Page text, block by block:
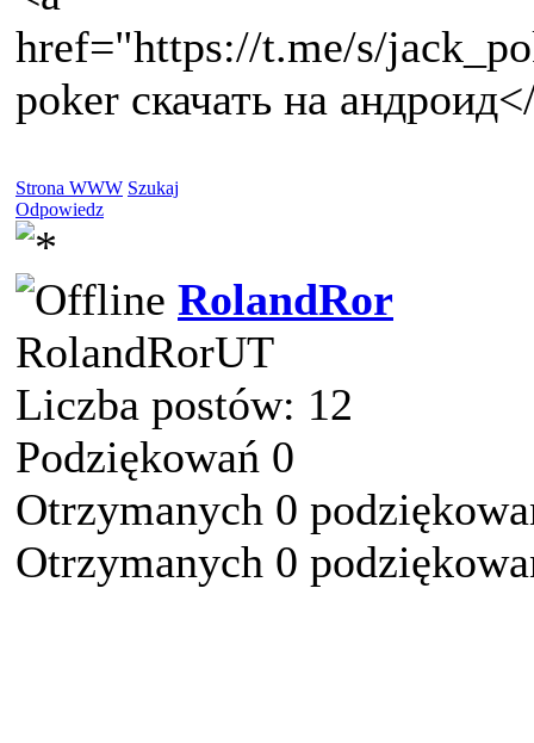
href="https://t.me/s/
poker скачать на
Strona WWW Szukaj
Odpowiedz
RolandRor
RolandRorUT
Liczba postów: 12
Podziękowań 0
Otrzymanych 0
Otrzymanych 0